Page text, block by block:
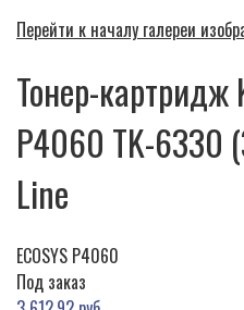
Перейти к началу галереи
Тонер-картридж
P4060 TK-6330
Line
ECOSYS P4060
Под заказ